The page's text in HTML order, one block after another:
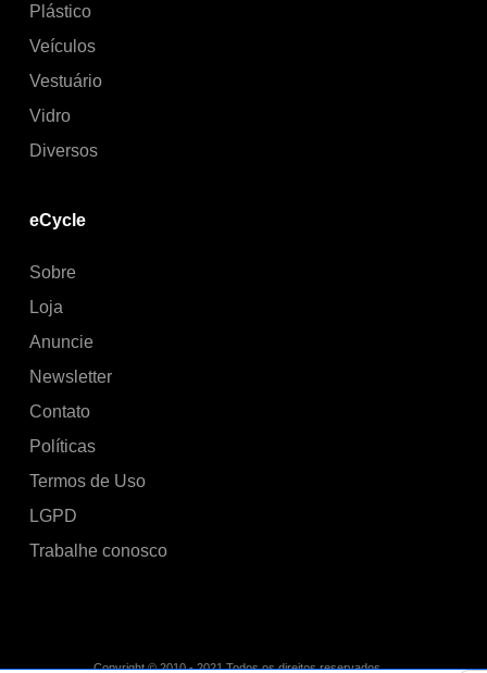
Plástico
Veículos
Vestuário
Vidro
Diversos
eCycle
Sobre
Loja
Anuncie
Newsletter
Contato
Políticas
Termos de Uso
LGPD
Trabalhe conosco
Copyright © 2010 - 2021 Todos os direitos reservados.